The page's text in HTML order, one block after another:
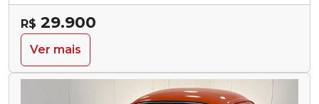
R$ 29.900
Ver mais